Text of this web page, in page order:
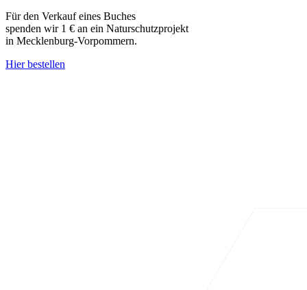
Für den Verkauf eines Buches
spenden wir 1 € an ein Naturschutzprojekt
in Mecklenburg-Vorpommern.
Hier bestellen